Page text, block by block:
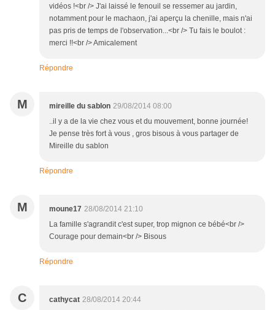
vidéos !<br /> J'ai laissé le fenouil se ressemer au jardin,
notamment pour le machaon, j'ai aperçu la chenille, mais n'ai
pas pris de temps de l'observation...<br /> Tu fais le boulot :
merci !!<br /> Amicalement
Répondre
M mireille du sablon 29/08/2014 08:00
..il y a de la vie chez vous et du mouvement, bonne journée!
Je pense très fort à vous , gros bisous à vous partager de
Mireille du sablon
Répondre
M moune17 28/08/2014 21:10
La famille s'agrandit c'est super, trop mignon ce bébé<br />
Courage pour demain<br /> Bisous
Répondre
C cathycat 28/08/2014 20:44